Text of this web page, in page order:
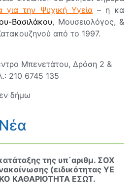
για την Ψυχική Υγεία– η κα
Βασιλάκου, Μουσειολόγος, &
από το 1997.
Μπενετάτου, Δρόση 2 &
210 6745 135
δήμω
της υπ΄αριθμ. ΣΟΧ
(ειδικότητας ΥΕ
ΚΑΘΑΡΙΟΤΗΤΑ ΕΣΩΤ.